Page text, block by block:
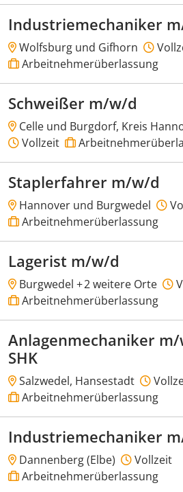
Industriemechaniker
Wolfsburg und Gifhorn
Arbeitnehmerüberlassung
Schweißer m/w/d
Celle und Burgdorf, Kreis
Vollzeit
Staplerfahrer m/w/d
Hannover und Burgwedel
Arbeitnehmerüberlassung
Lagerist m/w/d
Burgwedel +2 weitere Orte
Arbeitnehmerüberlassung
Anlagenmechaniker
SHK
Salzwedel, Hansestadt
Arbeitnehmerüberlassung
Industriemechaniker
Dannenberg (Elbe)
Vollzeit
Arbeitnehmerüberlassung